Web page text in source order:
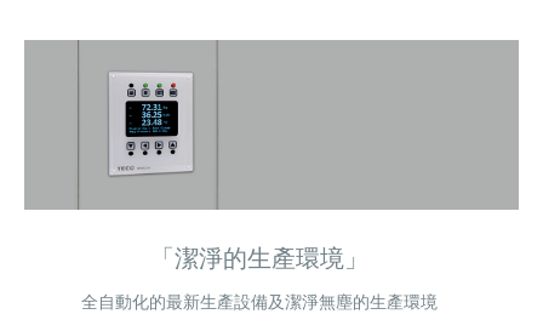
「潔淨的生產環境」
全自動化的最新生產設備及潔淨無塵的生產環境